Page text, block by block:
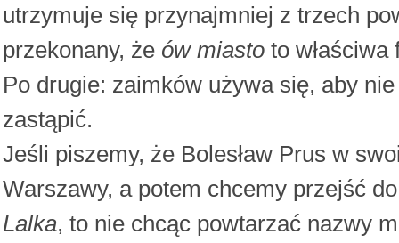
utrzymuje się przynajmniej z trzech
przekonany, że ów miasto to
Po drugie: zaimków używa się, aby
zastąpić.
Jeśli piszemy, że Bolesław Prus w
Warszawy, a potem chcemy przejść
Lalka, to nie chcąc powtarzać nazwy